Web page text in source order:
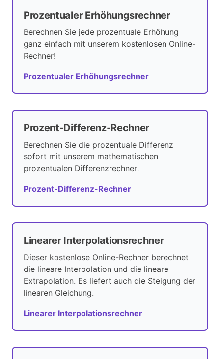
Prozentualer Erhöhungsrechner
Berechnen Sie jede prozentuale Erhöhung
ganz einfach mit unserem kostenlosen Online-
Rechner!
Prozentualer Erhöhungsrechner
Prozent-Differenz-Rechner
Berechnen Sie die prozentuale Differenz
sofort mit unserem mathematischen
prozentualen Differenzrechner!
Prozent-Differenz-Rechner
Linearer Interpolationsrechner
Dieser kostenlose Online-Rechner berechnet
die lineare Interpolation und die lineare
Extrapolation. Es liefert auch die Steigung der
linearen Gleichung.
Linearer Interpolationsrechner